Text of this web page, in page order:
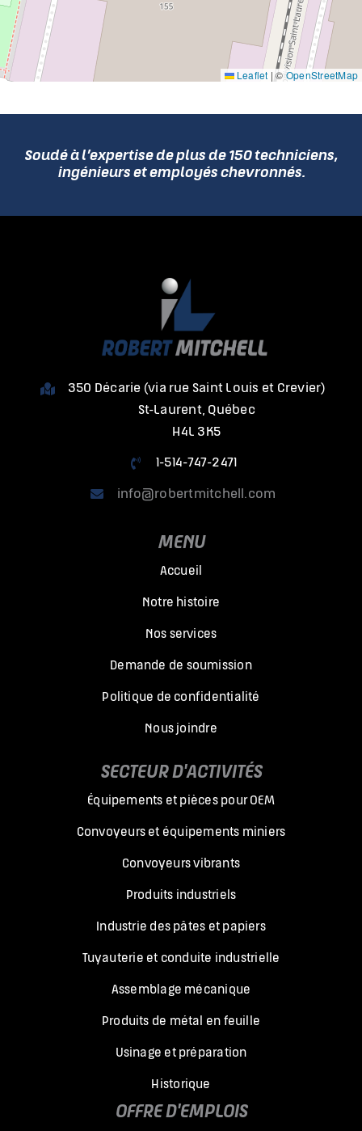
Leaflet |©OpenStreetMap
Soudé à l’expertise de plus de 150 techniciens,
ingénieurs et employés chevronnés.
350 Décarie (via rue Saint Louis et Crevier)
St-Laurent, Québec
H4L 3K5
1-514-747-2471
info@robertmitchell.com
MENU
Accueil
Notre histoire
Nos services
Demande de soumission
Politique de confidentialité
Nous joindre
SECTEUR D'ACTIVITÉS
Équipements et pièces pour OEM
Convoyeurs et équipements miniers
Convoyeurs vibrants
Produits industriels
Industrie des pâtes et papiers
Tuyauterie et conduite industrielle
Assemblage mécanique
Produits de métal en feuille
Usinage et préparation
Historique
OFFRE D'EMPLOIS